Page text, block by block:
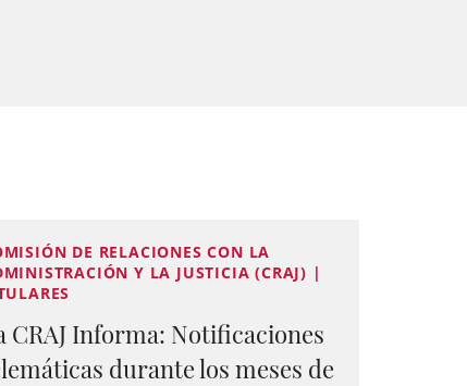
DE RELACIONES CON LA
Y LA JUSTICIA (CRAJ) |
CRAJ Informa: Notificaciones
durante los meses de